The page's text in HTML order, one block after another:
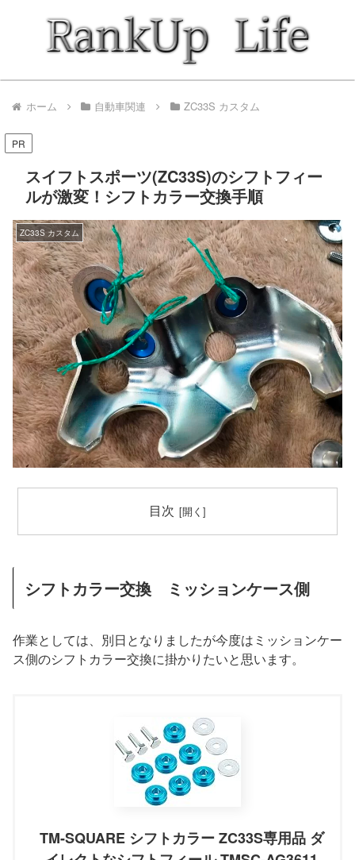
ホーム 自動車関連 ZC33S カスタム
PR
スイフトスポーツ(ZC33S)のシフトフィー
ルが激変！シフトカラー交換手順
ZC33S カスタム
目次
シフトカラー交換 ミッションケース側
作業としては、別日となりましたが今度はミッションケー
ス側のシフトカラー交換に掛かりたいと思います。
TM-SQUARE シフトカラー ZC33S専用品 ダ